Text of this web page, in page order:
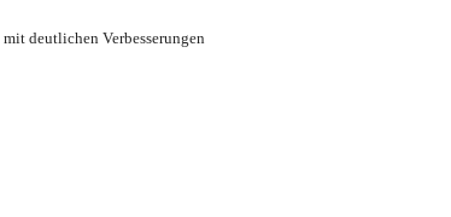
deutlichen Verbesserungen